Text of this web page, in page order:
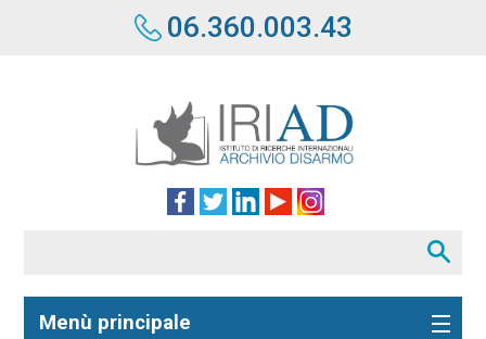
06.360.003.43
Menù principale